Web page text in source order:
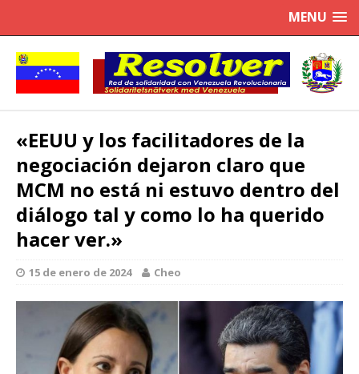
MENU
«EEUU y los facilitadores de la
negociación dejaron claro que
MCM no está ni estuvo dentro del
diálogo tal y como lo ha querido
hacer ver.»
15 de enero de 2024 Cheo